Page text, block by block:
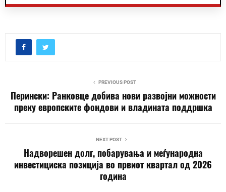
PREVIOUS POST
Перински: Ранковце добива нови развојни можности
преку европските фондови и владината поддршка
NEXT POST
Надворешен долг, побарувања и меѓународна
инвестициска позиција во првиот квартал од 2026
година